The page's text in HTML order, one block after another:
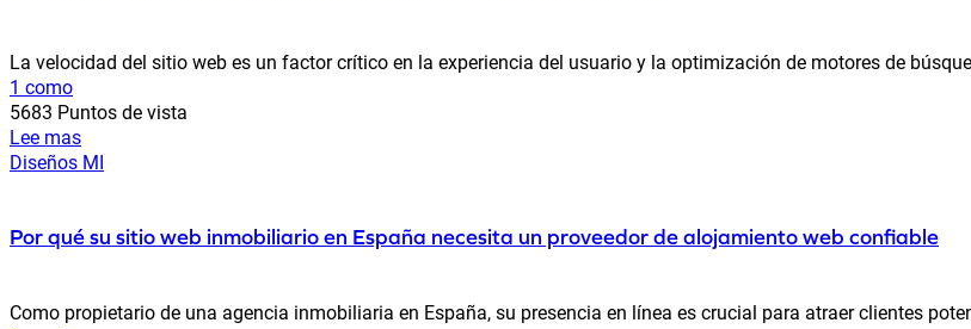
La velocidad del sitio web es un factor crítico en la experiencia del usuario y la optimización de motores de
1 como
5683 Puntos de vista
Lee mas
Diseños MI
Por qué su sitio web inmobiliario en España necesita un proveedor de alojamiento web confiable
Como propietario de una agencia inmobiliaria en España, su presencia en línea es crucial para atraer clientes